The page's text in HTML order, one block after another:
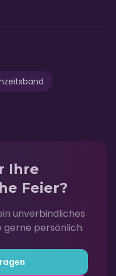
Ihre
Feier?
unverbindliches
gerne persönlich.